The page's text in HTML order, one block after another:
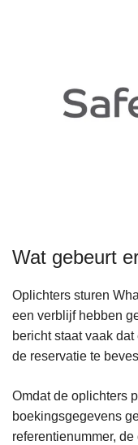
Wat gebeurt
Oplichters sturen
een verblijf hebben
bericht staat vaak
de reservatie te
Omdat de oplichters
boekingsgegevens
referentienummer,